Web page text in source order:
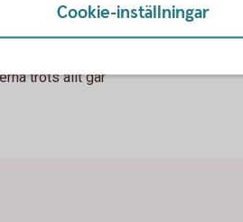
trots allt går
Cookie-inställningar